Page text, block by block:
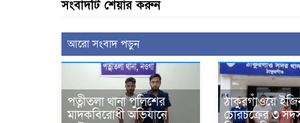
সংবাদটি শেয়ার করুন
আরো সংবাদ পড়ুন
পত্নীতলা থানা পুলিশের
মাদকবিরোধী অভিযানে
ঠাকুরগাঁওয়ে
চোরচক্রের ৩